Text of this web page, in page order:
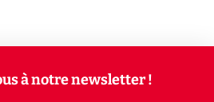
à notre newsletter !